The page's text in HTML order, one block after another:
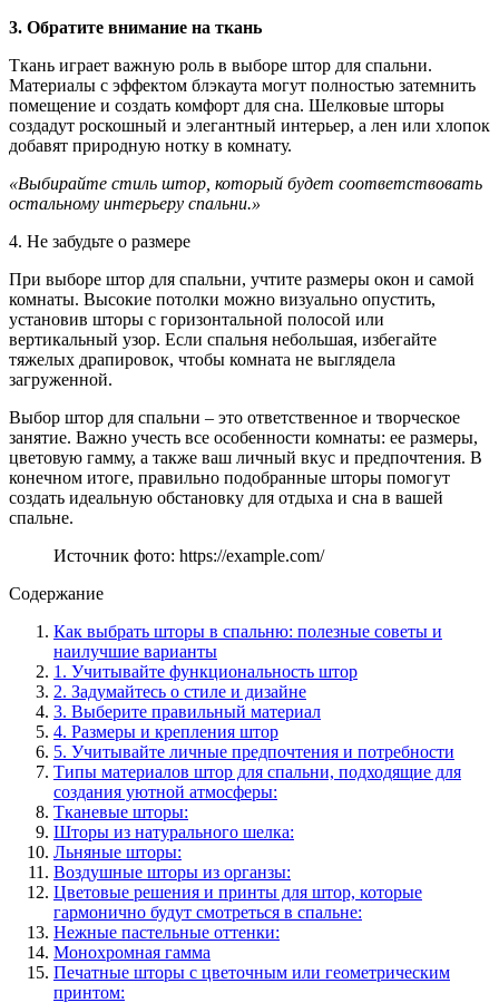
3. Обратите внимание на ткань
Ткань играет важную роль в выборе штор для спальни.
Материалы с эффектом блэкаута могут полностью затемнить
помещение и создать комфорт для сна. Шелковые шторы
создадут роскошный и элегантный интерьер, а лен или хлопок
добавят природную нотку в комнату.
«Выбирайте стиль штор, который будет соответствовать
остальному интерьеру спальни.»
4. Не забудьте о размере
При выборе штор для спальни, учтите размеры окон и самой
комнаты. Высокие потолки можно визуально опустить,
установив шторы с горизонтальной полосой или
вертикальный узор. Если спальня небольшая, избегайте
тяжелых драпировок, чтобы комната не выглядела
загруженной.
Выбор штор для спальни – это ответственное и творческое
занятие. Важно учесть все особенности комнаты: ее размеры,
цветовую гамму, а также ваш личный вкус и предпочтения. В
конечном итоге, правильно подобранные шторы помогут
создать идеальную обстановку для отдыха и сна в вашей
спальне.
Источник фото: https://example.com/
Содержание
Как выбрать шторы в спальню: полезные советы и
наилучшие варианты
1. Учитывайте функциональность штор
2. Задумайтесь о стиле и дизайне
3. Выберите правильный материал
4. Размеры и крепления штор
5. Учитывайте личные предпочтения и потребности
Типы материалов штор для спальни, подходящие для
создания уютной атмосферы:
Тканевые шторы:
Шторы из натурального шелка:
Льняные шторы:
Воздушные шторы из органзы:
Цветовые решения и принты для штор, которые
гармонично будут смотреться в спальне:
Нежные пастельные оттенки:
Монохромная гамма
Печатные шторы с цветочным или геометрическим
принтом: